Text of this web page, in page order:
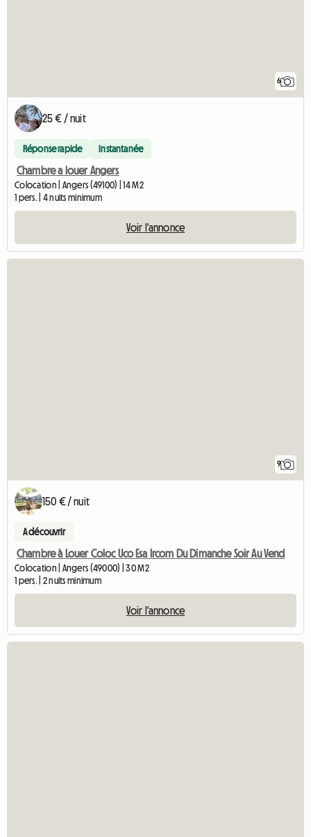
6
25 € / nuit
Réponse rapide Instantanée
Chambre a louer Angers
Colocation | Angers (49100) | 14 M2
1 pers. | 4 nuits minimum
Voir l'annonce
9
150 € / nuit
A découvrir
Chambre à Louer Coloc Uco Esa Ircom Du Dimanche Soir Au Vend
Colocation | Angers (49000) | 30 M2
1 pers. | 2 nuits minimum
Voir l'annonce